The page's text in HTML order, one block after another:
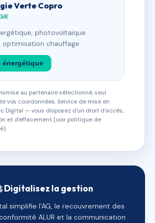
Verte Copro
photovoltaïque
optimisation chauffage.
énergétique
au partenaire sélectionné, seul
vos coordonnées. Service de mise en
Digital — vous disposez d'un droit d'accès,
et d'effacement (voir politique de
Digitalisez la gestion
simplifie l'AG, le recouvrement des
ALUR et la communication